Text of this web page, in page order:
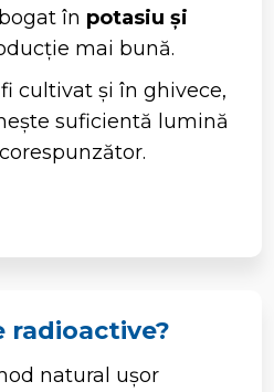
în potasiu și
mai bună.
cultivat și în ghivece,
suficientă lumină
radioactive?
natural ușor